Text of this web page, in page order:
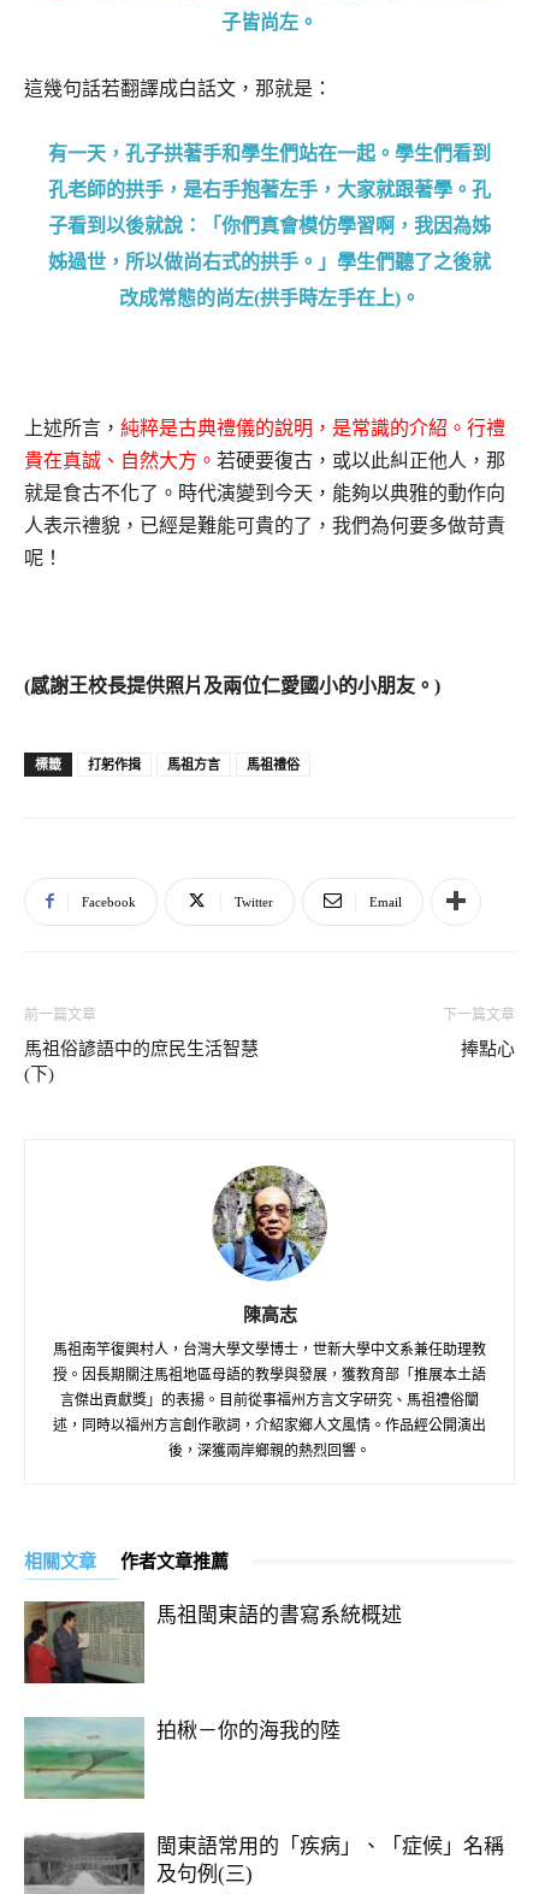
子皆尚左。
這幾句話若翻譯成白話文，那就是：
有一天，孔子拱著手和學生們站在一起。學生們看到
孔老師的拱手，是右手抱著左手，大家就跟著學。孔
子看到以後就說：「你們真會模仿學習啊，我因為姊
姊過世，所以做尚右式的拱手。」學生們聽了之後就
改成常態的尚左(拱手時左手在上)。
上述所言， 純粹是古典禮儀的說明，是常識的介紹。行禮
貴在真誠、自然大方。 若硬要復古，或以此糾正他人，那
就是食古不化了。時代演變到今天，能夠以典雅的動作向
人表示禮貌，已經是難能可貴的了，我們為何要多做苛責
呢！
(感謝王校長提供照片及兩位仁愛國小的小朋友。)
標籤 打躬作揖 馬祖方言 馬祖禮俗
Facebook Twitter Email
前一篇文章
馬祖俗諺語中的庶民生活智慧
(下)
下一篇文章
捧點心
陳高志
馬祖南竿復興村人，台灣大學文學博士，世新大學中文系兼任助理教
授。因長期關注馬祖地區母語的教學與發展，獲教育部「推展本土語
言傑出貢獻獎」的表揚。目前從事福州方言文字研究、馬祖禮俗闡
述，同時以福州方言創作歌詞，介紹家鄉人文風情。作品經公開演出
後，深獲兩岸鄉親的熱烈回響。
相關文章 作者文章推薦
馬祖閩東語的書寫系統概述
拍楸－你的海我的陸
閩東語常用的「疾病」、「症候」名稱
及句例(三)